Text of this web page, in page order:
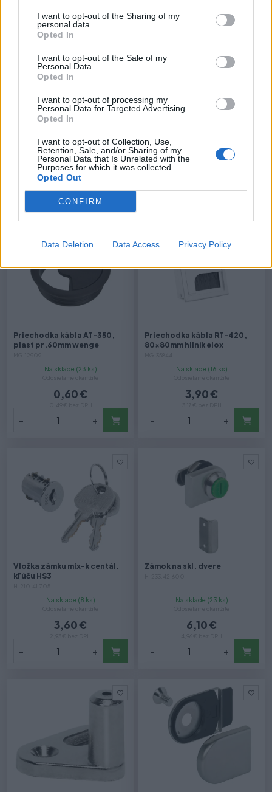
I want to opt-out of the Sharing of my
personal data.
Opted In
I want to opt-out of the Sale of my
Personal Data.
Opted In
I want to opt-out of processing my
Personal Data for Targeted Advertising.
Opted In
I want to opt-out of Collection, Use,
Retention, Sale, and/or Sharing of my
Personal Data that Is Unrelated with the
Purposes for which it was collected.
Opted Out
CONFIRM
Data Deletion Data Access Privacy Policy
Priechodka kábla AT-350,
plast pr.60mm javor
Na sklade (36 ks)
Odosielame okamžite
0,60 €
0,49 € bez DPH
+
Priechodka kábla AT-350,
plast pr.60mm vanilka
0,60 €
- +
Priechodka kábla AT-350,
plast pr.60mm wenge
Na sklade (23 ks)
0,60 €
- +
Priechodka kábla RT-420,
80x80mm hliník elox
Na sklade (16 ks)
3,90 €
- +
Vložka zámku mix-k centál.
kľúču HS3
Na sklade (8 ks)
3,60 €
- +
Zámok na skl. dvere
Na sklade (23 ks)
6,10 €
- +